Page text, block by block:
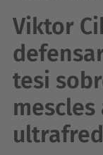
Viktor
tesi